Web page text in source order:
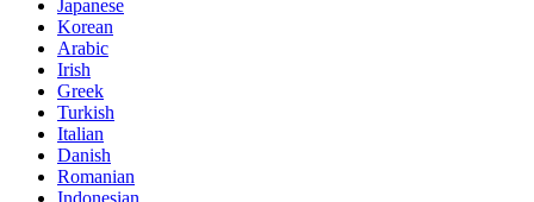
Japanese
Korean
Arabic
Irish
Greek
Turkish
Italian
Danish
Romanian